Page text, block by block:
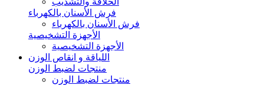
فرش الأسنان بالكهرباء
فرش الأسنان بالكهرباء
الأجهزة التشخيصية
الأجهزة التشخيصية
اللياقة و انقاص الوزن
منتجات لضبط الوزن
منتجات لضبط الوزن